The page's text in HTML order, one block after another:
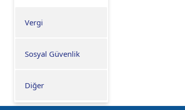
Vergi
Sosyal Güvenlik
Diğer